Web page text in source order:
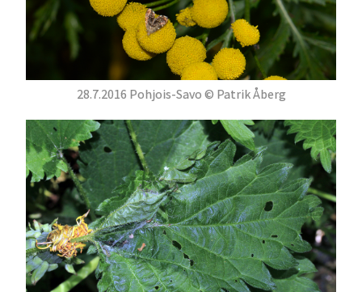
28.7.2016 Pohjois-Savo © Patrik Åberg